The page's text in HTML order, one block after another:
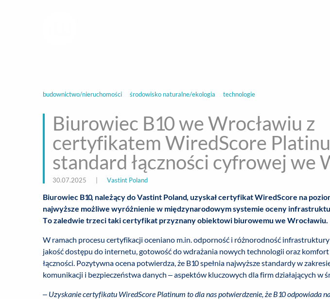
budownictwo/nieruchomości środowisko naturalne/ekologia technologie
Biurowiec B10 we Wrocławiu z
certyfikatem WiredScore
standard łączności cyfrowej we
30.07.2025 Vastint Poland
Biurowiec B10, należący do Vastint Poland, uzyskał certyfikat WiredScore na
najwyższe możliwe wyróżnienie w międzynarodowym systemie oceny
To zaledwie trzeci taki certyfikat przyznany obiektowi biurowemu we Wrocławiu.
W ramach procesu certyfikacji oceniano m.in. odporność i różnorodność
jakość dostępu do internetu, gotowość do wdrażania nowych technologii oraz
łączności. Pozytywna ocena potwierdza, że B10 spełnia najwyższe standardy w
komunikacji i bezpieczeństwa danych – aspektów kluczowych dla firm działających w
– Uzyskanie certyfikatu WiredScore Platinum to dla nas potwierdzenie, że B10 odpowiada